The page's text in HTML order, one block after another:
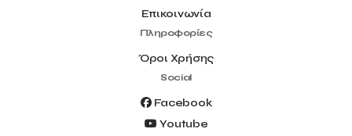
Επικοινωνία
Πληροφορίες
Όροι Χρήσης
Social
Facebook
Youtube